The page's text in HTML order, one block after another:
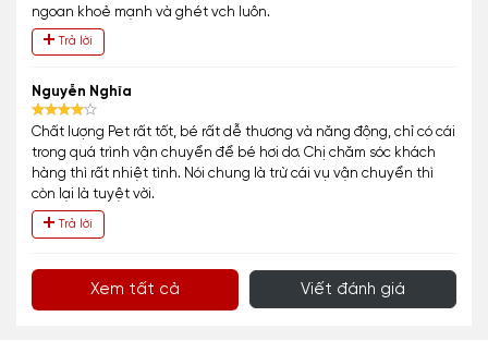
ngoan khoẻ mạnh và ghét vch luôn.
Trả lời
Nguyễn Nghĩa
Chất lượng Pet rất tốt, bé rất dễ thương và năng động, chỉ có cái
trong quá trình vận chuyển để bé hơi dơ. Chị chăm sóc khách
hàng thì rất nhiệt tình. Nói chung là trừ cái vụ vận chuyển thì
còn lại là tuyệt vời.
Trả lời
Xem tất cả Viết đánh giá